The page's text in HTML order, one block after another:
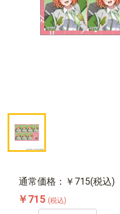
通常価格：￥715(税込)
￥715 (税込)